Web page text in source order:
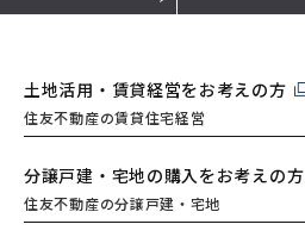
土地活用・賃貸経営をお考えの方
住友不動産の賃貸住宅経営
分譲戸建・宅地の購入をお考えの方
住友不動産の分譲戸建・宅地